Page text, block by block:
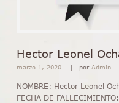
Hector Leonel
marzo 1, 2020 porAdmin
NOMBRE: Hector Leonel
FECHA DE